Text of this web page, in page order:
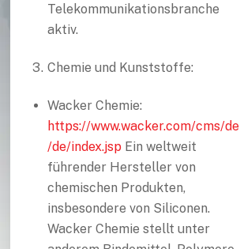
Telekommunikationsbranche
aktiv.
Chemie und Kunststoffe:
Wacker Chemie:
https://www.wacker.com/cms/de
/de/index.jsp Ein weltweit
führender Hersteller von
chemischen Produkten,
insbesondere von Siliconen.
Wacker Chemie stellt unter